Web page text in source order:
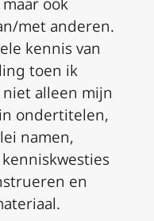
met anderen.
kennis van
toen ik
alleen mijn
ondertitelen,
namen,
en